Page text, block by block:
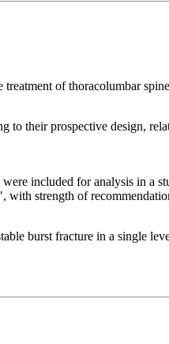
of thoracolumbar
their prospective design,
included for analysis in a
with strength of
burst fracture in a single